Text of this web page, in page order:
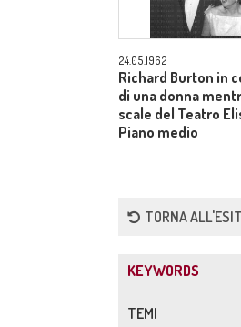
24.05.1962
Richard Burton in
di una donna
scale del Teatro
Piano medio
TORNA
KEYWORDS
TEMI